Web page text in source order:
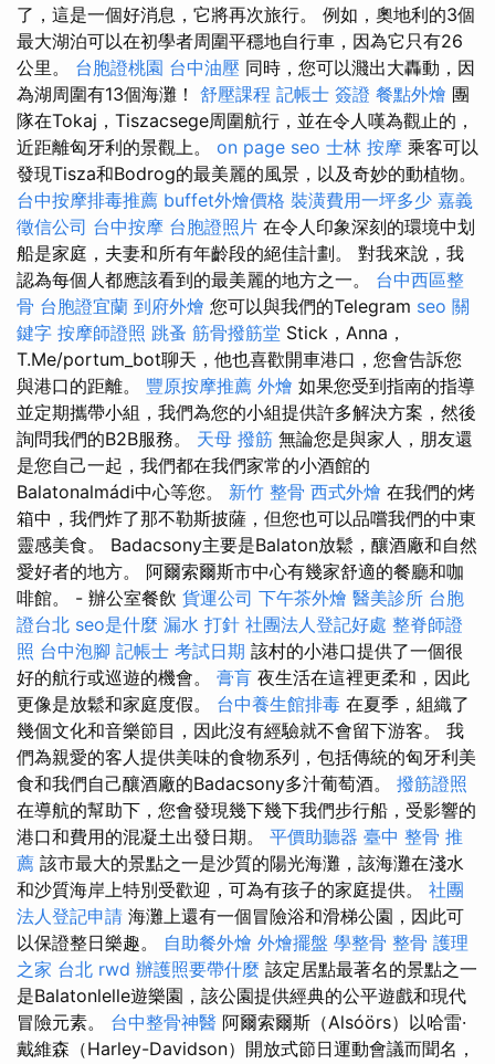
了，這是一個好消息，它將再次旅行。 例如，奧地利的3個
最大湖泊可以在初學者周圍平穩地自行車，因為它只有26
公里。 台胞證桃園 台中油壓 同時，您可以濺出大轟動，因
為湖周圍有13個海灘！ 舒壓課程 記帳士 簽證 餐點外燴 團
隊在Tokaj，Tiszacsege周圍航行，並在令人嘆為觀止的，
近距離匈牙利的景觀上。 on page seo 士林 按摩 乘客可以
發現Tisza和Bodrog的最美麗的風景，以及奇妙的動植物。
台中按摩排毒推薦 buffet外燴價格 裝潢費用一坪多少 嘉義
徵信公司 台中按摩 台胞證照片 在令人印象深刻的環境中划
船是家庭，夫妻和所有年齡段的絕佳計劃。 對我來說，我
認為每個人都應該看到的最美麗的地方之一。 台中西區整
骨 台胞證宜蘭 到府外燴 您可以與我們的Telegram seo 關
鍵字 按摩師證照 跳蚤 筋骨撥筋堂 Stick，Anna，
T.Me/portum_bot聊天，他也喜歡開車港口，您會告訴您
與港口的距離。 豐原按摩推薦 外燴 如果您受到指南的指導
並定期攜帶小組，我們為您的小組提供許多解決方案，然後
詢問我們的B2B服務。 天母 撥筋 無論您是與家人，朋友還
是您自己一起，我們都在我們家常的小酒館的
Balatonalmádi中心等您。 新竹 整骨 西式外燴 在我們的烤
箱中，我們炸了那不勒斯披薩，但您也可以品嚐我們的中東
靈感美食。 Badacsony主要是Balaton放鬆，釀酒廠和自然
愛好者的地方。 阿爾索爾斯市中心有幾家舒適的餐廳和咖
啡館。 - 辦公室餐飲 貨運公司 下午茶外燴 醫美診所 台胞
證台北 seo是什麼 漏水 打針 社團法人登記好處 整脊師證
照 台中泡腳 記帳士 考試日期 該村的小港口提供了一個很
好的航行或巡遊的機會。 膏肓 夜生活在這裡更柔和，因此
更像是放鬆和家庭度假。 台中養生館排毒 在夏季，組織了
幾個文化和音樂節目，因此沒有經驗就不會留下游客。 我
們為親愛的客人提供美味的食物系列，包括傳統的匈牙利美
食和我們自己釀酒廠的Badacsony多汁葡萄酒。 撥筋證照
在導航的幫助下，您會發現幾下幾下我們步行船，受影響的
港口和費用的混凝土出發日期。 平價助聽器 臺中 整骨 推
薦 該市最大的景點之一是沙質的陽光海灘，該海灘在淺水
和沙質海岸上特別受歡迎，可為有孩子的家庭提供。 社團
法人登記申請 海灘上還有一個冒險浴和滑梯公園，因此可
以保證整日樂趣。 自助餐外燴 外燴擺盤 學整骨 整骨 護理
之家 台北 rwd 辦護照要帶什麼 該定居點最著名的景點之一
是Balatonlelle遊樂園，該公園提供經典的公平遊戲和現代
冒險元素。 台中整骨神醫 阿爾索爾斯（Alsóörs）以哈雷·
戴維森（Harley-Davidson）開放式節日運動會議而聞名，